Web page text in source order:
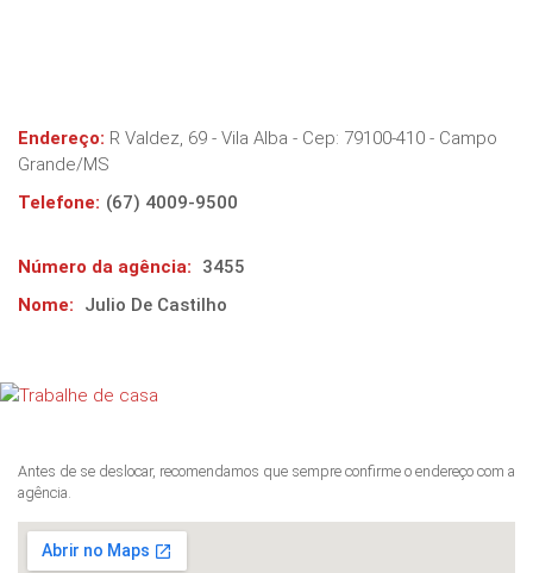
Endereço: R Valdez, 69 - Vila Alba - Cep: 79100-410 - Campo
Grande/MS
Telefone: (67) 4009-9500
Número da agência:
3455
Nome:
Julio De Castilho
Antes de se deslocar, recomendamos que sempre confirme o endereço com a
agência.